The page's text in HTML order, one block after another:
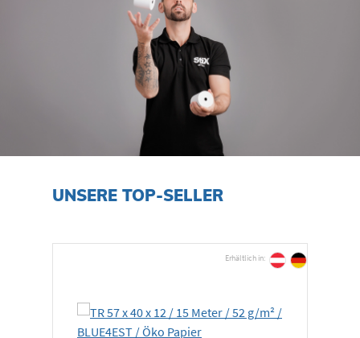
UNSERE TOP-SELLER
Erhältlich in: